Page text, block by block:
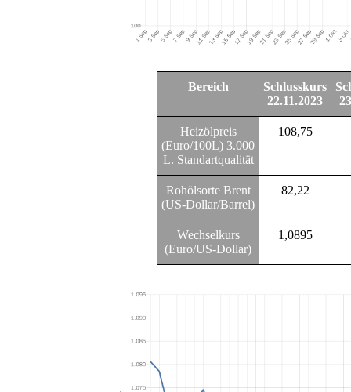
Bereich
Schlusskurs
22.11.2023
Heizölpreis
(Euro/100L) 3.000
L. Standartqualität
108,75
Rohölsorte Brent
(US-Dollar/Barrel)
82,22
Wechselkurs
(Euro/US-Dollar)
1,0895